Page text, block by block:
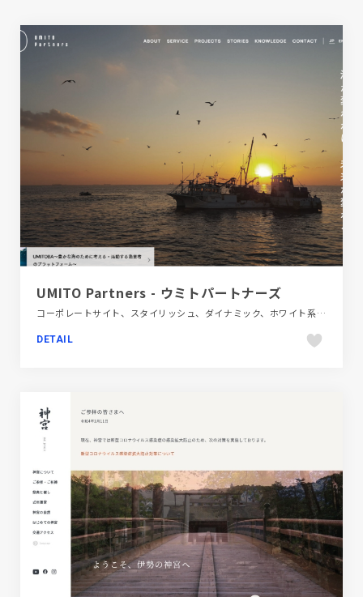
UMITO Partners - ウミトパートナーズ
コーポレートサイト、スタイリッシュ、ダイナミック、ホワイト系、地域・団体・活動、大きめ写真、金融・法律・人材・専門職
DETAIL